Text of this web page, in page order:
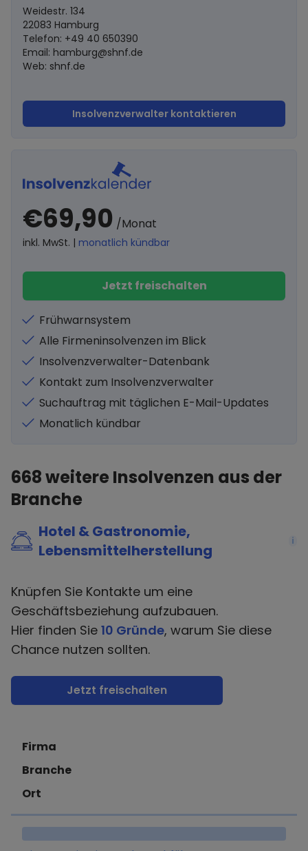
Weidestr. 134
22083 Hamburg
Telefon: +49 40 650390
Email: hamburg@shnf.de
Web: shnf.de
Insolvenzverwalter kontaktieren
€69,90 /Monat
inkl. MwSt. | monatlich kündbar
Jetzt freischalten
Frühwarnsystem
Alle Firmeninsolvenzen im Blick
Insolvenzverwalter-Datenbank
Kontakt zum Insolvenzverwalter
Suchauftrag mit täglichen E-Mail-Updates
Monatlich kündbar
668weitere Insolvenzen aus der
Branche
Hotel & Gastronomie,
Lebensmittelherstellung
i
Knüpfen Sie Kontakte um eine
Geschäftsbeziehung aufzubauen.
Hier finden Sie 10 Gründe, warum Sie diese
Chance nutzen sollten.
Jetzt freischalten
Firma
Branche
Ort